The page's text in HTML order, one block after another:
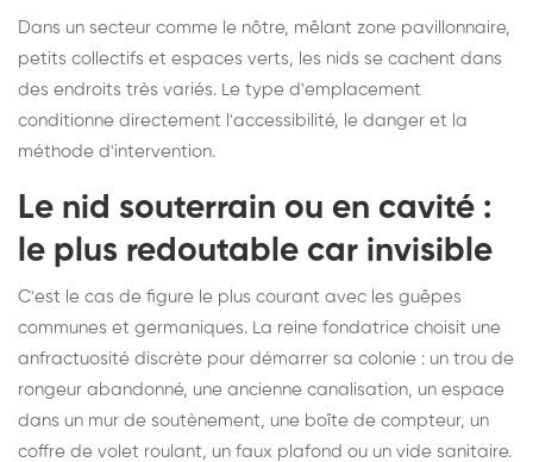
Dans un secteur comme le nôtre, mêlant zone pavillonnaire,
petits collectifs et espaces verts, les nids se cachent dans
des endroits très variés. Le type d'emplacement
conditionne directement l'accessibilité, le danger et la
méthode d'intervention.
Le nid souterrain ou en cavité :
le plus redoutable car invisible
C'est le cas de figure le plus courant avec les guêpes
communes et germaniques. La reine fondatrice choisit une
anfractuosité discrète pour démarrer sa colonie : un trou de
rongeur abandonné, une ancienne canalisation, un espace
dans un mur de soutènement, une boîte de compteur, un
coffre de volet roulant, un faux plafond ou un vide sanitaire.